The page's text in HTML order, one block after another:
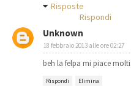
Risposte
Rispondi
Unknown
18 febbraio 2013 alle ore 02:27
beh la felpa mi piace
Rispondi Elimina